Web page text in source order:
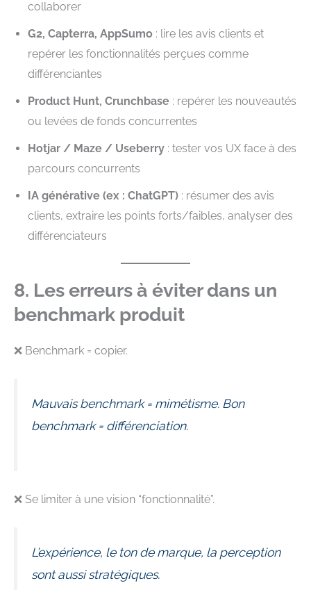
collaborer
G2, Capterra, AppSumo : lire les avis clients et
repérer les fonctionnalités perçues comme
différenciantes
Product Hunt, Crunchbase : repérer les nouveautés
ou levées de fonds concurrentes
Hotjar / Maze / Useberry : tester vos UX face à des
parcours concurrents
IA générative (ex : ChatGPT) : résumer des avis
clients, extraire les points forts/faibles, analyser des
différenciateurs
8. Les erreurs à éviter dans un
benchmark produit
❌ Benchmark = copier.
Mauvais benchmark = mimétisme. Bon
benchmark = différenciation.
❌ Se limiter à une vision “fonctionnalité”.
L’expérience, le ton de marque, la perception
sont aussi stratégiques.